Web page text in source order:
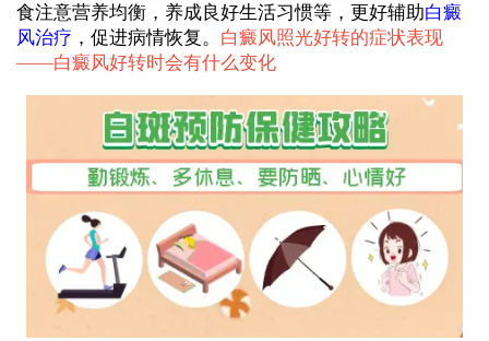
食注意营养均衡，养成良好生活习惯等，更好辅助白癜
风治疗 ，促进病情恢复。 白癜风照光好转的症状表现
——白癜风好转时会有什么变化